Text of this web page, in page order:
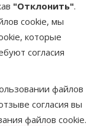
"Отклонить".
cookie, мы
которые
согласия
файлов
согласия вы
файлов cookie.
декорации